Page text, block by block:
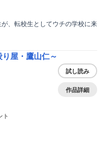
、転校生としてウチの学校に来
屋・鷹山仁～
ト
試し読み
作品詳細